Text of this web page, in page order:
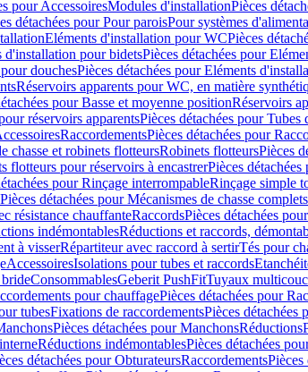
pour AccessoiresModules d'installationPièces
détachées pour Pour paroisPour systèmes
Eléments d'installation pour WCPièces
d'installation pour bidetsPièces détachées pour
douchesPièces détachées pour Eléments
Réservoirs apparents pour WC, en matière
pour Basse et moyenne positionRéservoirs
réservoirs apparentsPièces détachées pour Tubes
RaccordementsPièces détachées pour
chasse et robinets flotteursRobinets flotteursPièces
flotteurs pour réservoirs à encastrerPièces
pour Rinçage interrompableRinçage simple
Pièces détachées pour Mécanismes de chasse complets
résistance chauffanteRaccordsPièces détachées pour
indémontablesRéductions et raccords,
à visserRépartiteur avec raccord à sertirTés pour
AccessoiresIsolations pour tubes et raccords
brideConsommablesGeberit PushFitTuyaux
pour chauffagePièces détachées pour
tubesFixations de raccordementsPièces détachées
Pièces détachées pour ManchonsRéductions
Réductions indémontablesPièces détachées
détachées pour ObturateursRaccordementsPièces